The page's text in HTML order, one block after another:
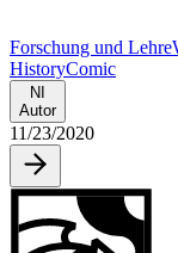
Forschung und Lehre
HistoryComic
NI
Autor
11/23/2020